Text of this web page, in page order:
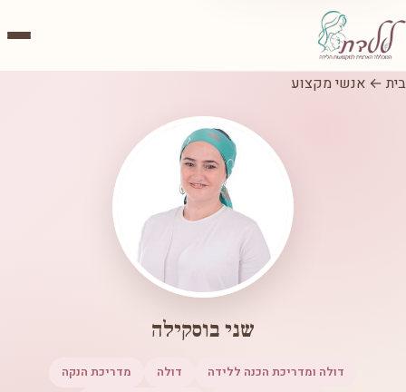
בית ← אנשי מקצוע
שני בוסקילה
דולה ומדריכת הכנה ללידה דולה
מדריכת הנקה